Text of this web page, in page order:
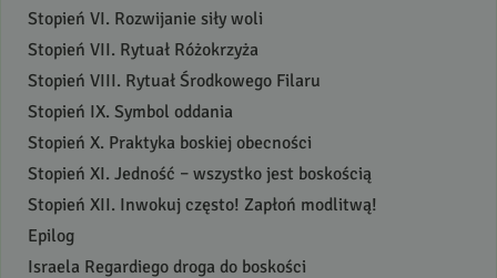
Stopień VI. Rozwijanie siły woli
Stopień VII. Rytuał Różokrzyża
Stopień VIII. Rytuał Środkowego Filaru
Stopień IX. Symbol oddania
Stopień X. Praktyka boskiej obecności
Stopień XI. Jedność – wszystko jest boskością
Stopień XII. Inwokuj często! Zapłoń modlitwą!
Epilog
Israela Regardiego droga do boskości